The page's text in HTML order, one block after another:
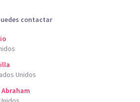
contactar
Unidos